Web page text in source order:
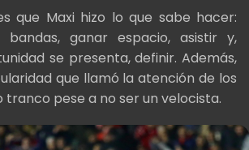
que Maxi hizo lo que sabe hacer:
ganar espacio, asistir y,
se presenta, definir. Además,
que llamó la atención de los
tranco pese a no ser un velocista.